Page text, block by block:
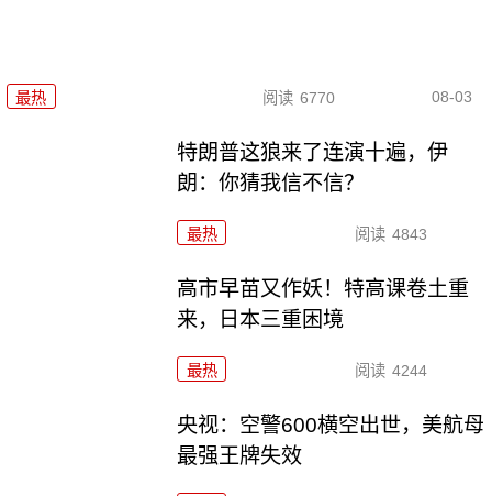
最热 阅读 6770 08-03
特朗普这狼来了连演十遍，伊
朗：你猜我信不信？
最热 阅读 4843
高市早苗又作妖！特高课卷土重
来，日本三重困境
最热 阅读 4244
央视：空警600横空出世，美航母
最强王牌失效